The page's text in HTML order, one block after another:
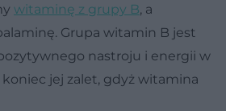
witaminę z grupy B, a
Grupa witamin B jest
nastroju i energii w
jej zalet, gdyż witamina